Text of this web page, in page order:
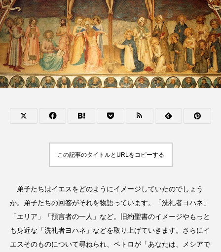
この記事のタイトルとURLをコピーする
弟子たちはイエスをどのようにイメージしていたのでしょう
か。弟子たちの回答がそれを物語っています。「洗礼者ヨハネ」
「エリア」「預言者の一人」など。旧約聖書のイメージやもっと
も身近な「洗礼者ヨハネ」などを取り上げていきます。さらにイ
エスそのものについて尋ねられ、ペトロが「あなたは、メシアで